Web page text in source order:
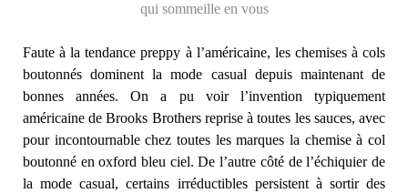
qui sommeille en vous
Faute à la tendance preppy à l’américaine, les chemises à cols
boutonnés dominent la mode casual depuis maintenant de
bonnes années. On a pu voir l’invention typiquement
américaine de Brooks Brothers reprise à toutes les sauces, avec
pour incontournable chez toutes les marques la chemise à col
boutonné en oxford bleu ciel. De l’autre côté de l’échiquier de
la mode casual, certains irréductibles persistent à sortir des